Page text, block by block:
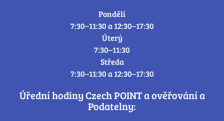
Pondělí
7:30–11:30 a 12:30–17:30
Úterý
7:30–11:30
Středa
7:30–11:30 a 12:30–17:30
Úřední hodiny Czech POINT a ověřování a
Podatelny: